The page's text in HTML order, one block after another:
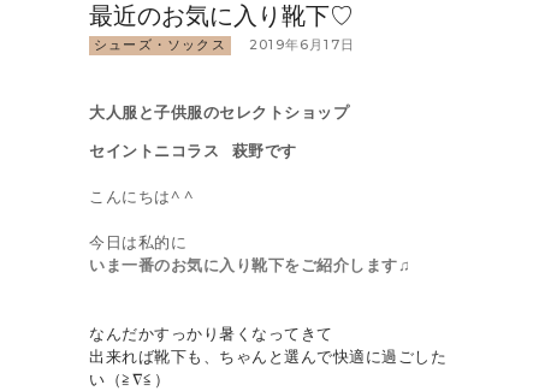
最近のお気に入り靴下♡
シューズ・ソックス 2019年6月17日
大人服と子供服のセレクトショップ
セイントニコラス 萩野です
こんにちは^ ^
今日は私的に
いま一番のお気に入り靴下をご紹介します♫
なんだかすっかり暑くなってきて
出来れば靴下も、ちゃんと選んで快適に過ごした
い（≧∇≦）